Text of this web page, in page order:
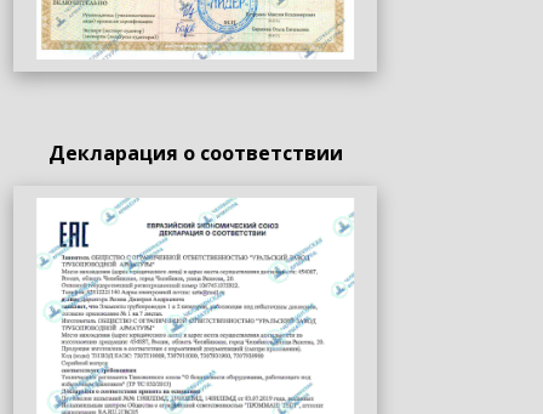
Декларация о соответствии